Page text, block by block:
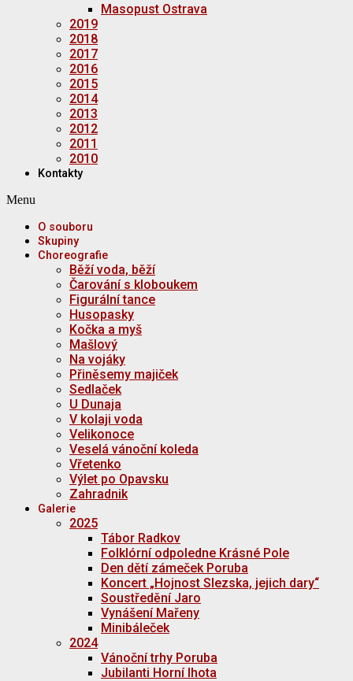
Masopust Ostrava
2019
2018
2017
2016
2015
2014
2013
2012
2011
2010
Kontakty
Menu
O souboru
Skupiny
Choreografie
Běží voda, běží
Čarování s kloboukem
Figurální tance
Husopasky
Kočka a myš
Mašlový
Na vojáky
Přiněsemy majiček
Sedlaček
U Dunaja
V kolaji voda
Velikonoce
Veselá vánoční koleda
Vřetenko
Výlet po Opavsku
Zahradnik
Galerie
2025
Tábor Radkov
Folklórní odpoledne Krásné Pole
Den dětí zámeček Poruba
Koncert „Hojnost Slezska, jejich dary“
Soustředění Jaro
Vynášení Mařeny
Minibáleček
2024
Vánoční trhy Poruba
Jubilanti Horní lhota